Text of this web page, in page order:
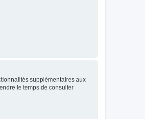
supplémentaires aux
le temps de consulter